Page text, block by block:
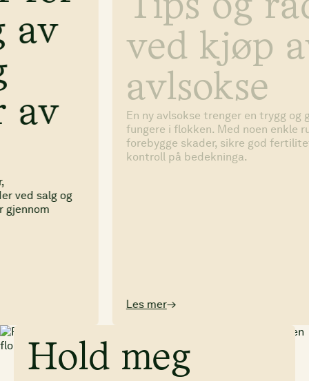
ved kjøp av
avlsokse
En ny avlsokse trenger en trygg og god start for å
fungere i flokken. Med noen enkle rutiner kan du
forebygge skader, sikre god fertilitet og få bedre
kontroll på bedekninga.
Hold meg